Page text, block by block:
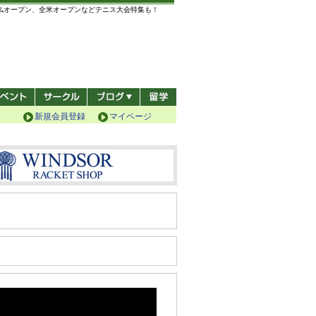
ープン、全米オープンなどテニス大会特集も！
マイページ
新規会員登録